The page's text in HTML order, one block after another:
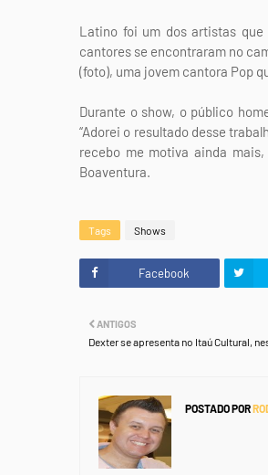
Latino foi um dos artistas
cantores se encontraram no
(foto), uma jovem cantora Pop
Durante o show, o público
“Adorei o resultado desse
recebo me motiva ainda
Boaventura.
Tags Shows
Facebook
ANTIGOS
Dexter se apresenta no Itaú Cultural,
POSTADO POR